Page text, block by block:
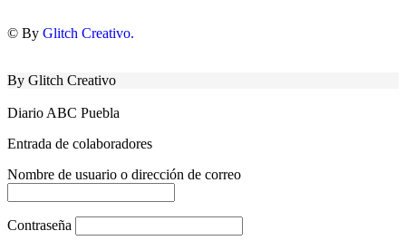
© By Glitch Creativo.
By Glitch Creativo
Diario ABC Puebla
Entrada de colaboradores
Nombre de usuario o dirección de correo
Contraseña